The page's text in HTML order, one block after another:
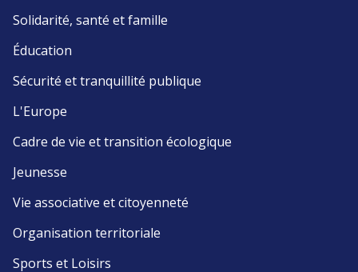
Solidarité, santé et famille
Éducation
Sécurité et tranquillité publique
L'Europe
Cadre de vie et transition écologique
Jeunesse
Vie associative et citoyenneté
Organisation territoriale
Sports et Loisirs